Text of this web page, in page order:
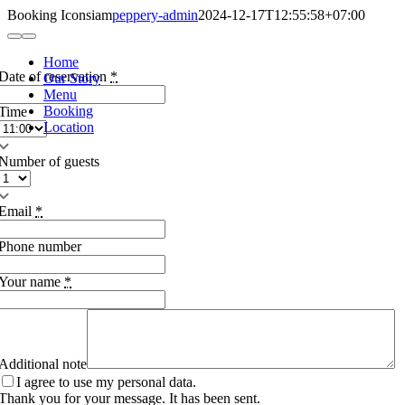
Skip
to
Toggle
NavigationHome
Our Story
Menu
Booking
Location
Booking Iconsiampeppery-admin2024-12-17T12:55:58+07:00
of reservation *
of guests
*
number
name *
note
I agree to use my personal data.
you for your message. It has been sent.